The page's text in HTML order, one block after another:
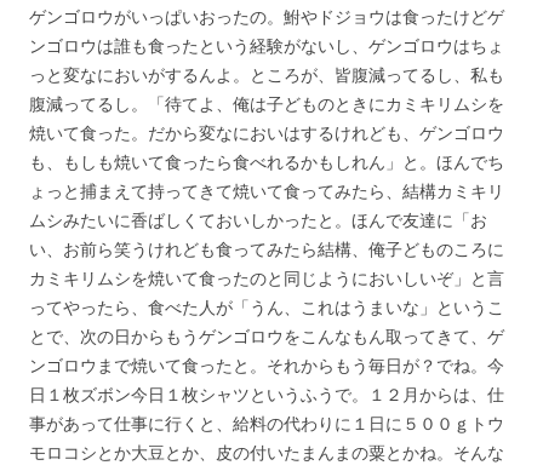
ゲンゴロウがいっぱいおったの。鮒やドジョウは食ったけどゲ
ンゴロウは誰も食ったという経験がないし、ゲンゴロウはちょ
っと変なにおいがするんよ。ところが、皆腹減ってるし、私も
腹減ってるし。「待てよ、俺は子どものときにカミキリムシを
焼いて食った。だから変なにおいはするけれども、ゲンゴロウ
も、もしも焼いて食ったら食べれるかもしれん」と。ほんでち
ょっと捕まえて持ってきて焼いて食ってみたら、結構カミキリ
ムシみたいに香ばしくておいしかったと。ほんで友達に「お
い、お前ら笑うけれども食ってみたら結構、俺子どものころに
カミキリムシを焼いて食ったのと同じようにおいしいぞ」と言
ってやったら、食べた人が「うん、これはうまいな」というこ
とで、次の日からもうゲンゴロウをこんなもん取ってきて、ゲ
ンゴロウまで焼いて食ったと。それからもう毎日が？でね。今
日１枚ズボン今日１枚シャツというふうで。１２月からは、仕
事があって仕事に行くと、給料の代わりに１日に５００ｇトウ
モロコシとか大豆とか、皮の付いたまんまの粟とかね。そんな